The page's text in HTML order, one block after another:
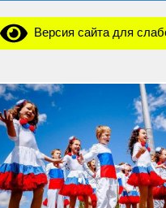
Версия сайта для